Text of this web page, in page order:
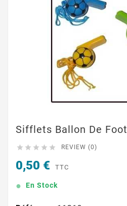
Sifflets Ballon De Foot
     REVIEW (0)
0,50 € TTC
En Stock